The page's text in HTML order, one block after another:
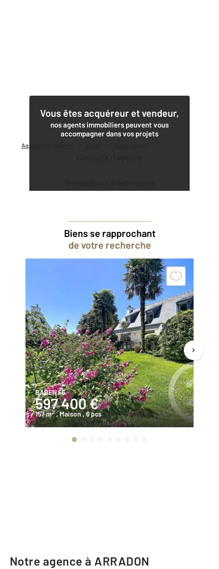
Agence immobilière
Vous êtes acquéreur et vendeur,
nos agents immobiliers peuvent vous
accompagner dans vos projets
Contacter l'agence
Demander une estimation
1
Biens se rapprochant
de votre recherche
BADEN 56
597 400 €
157 m2 , Maison, 6 pcs
Notre agence à ARRADON